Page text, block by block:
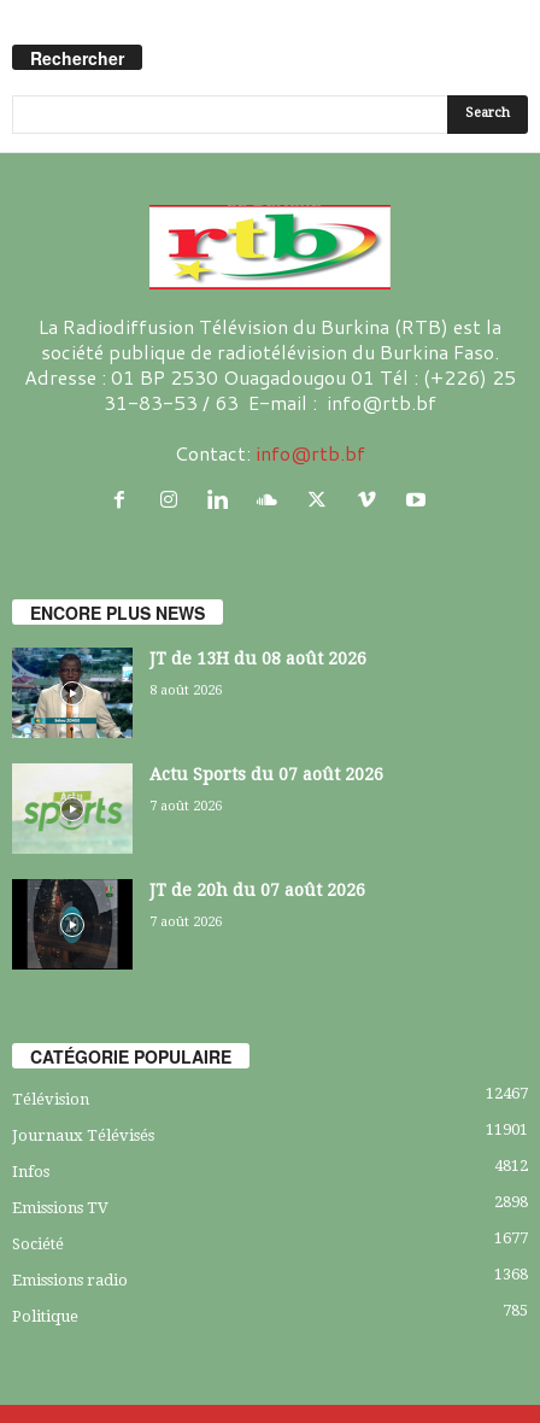
Rechercher
La Radiodiffusion Télévision du Burkina (RTB) est la
société publique de radiotélévision du Burkina Faso.
Adresse : 01 BP 2530 Ouagadougou 01 Tél : (+226) 25
31-83-53 / 63 E-mail : info@rtb.bf
Contact: info@rtb.bf
ENCORE PLUS NEWS
JT de 13H du 08 août 2026
8 août 2026
Actu Sports du 07 août 2026
7 août 2026
JT de 20h du 07 août 2026
7 août 2026
CATÉGORIE POPULAIRE
Télévision 12467
Journaux Télévisés 11901
Infos 4812
Emissions TV 2898
Société 1677
Emissions radio 1368
Politique 785